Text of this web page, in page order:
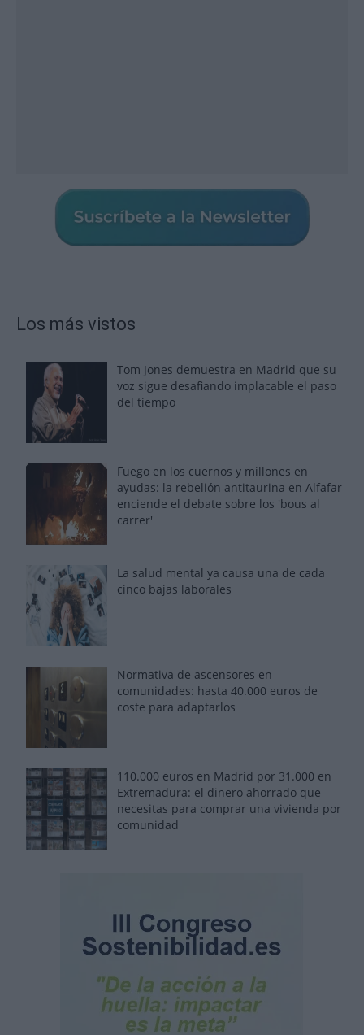
Los más vistos
Tom Jones demuestra en Madrid que su
voz sigue desafiando implacable el paso
del tiempo
Fuego en los cuernos y millones en
ayudas: la rebelión antitaurina en Alfafar
enciende el debate sobre los 'bous al
carrer'
La salud mental ya causa una de cada
cinco bajas laborales
Normativa de ascensores en
comunidades: hasta 40.000 euros de
coste para adaptarlos
110.000 euros en Madrid por 31.000 en
Extremadura: el dinero ahorrado que
necesitas para comprar una vivienda por
comunidad